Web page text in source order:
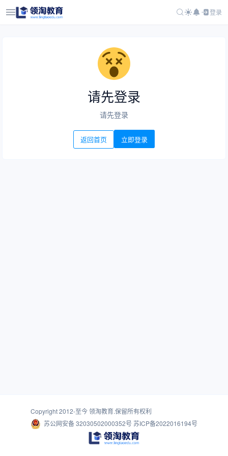
登录
请先登录
请先登录
返回首页 立即登录
Copyright 2012-至今领淘教育.保留所有权利
苏公网安备 32030502000352号 苏ICP备2022016194号